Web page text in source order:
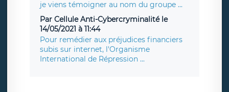
je viens témoigner au nom du groupe ...
Par Cellule Anti-Cybercryminalité le
14/05/2021 à 11:44
Pour remédier aux préjudices financiers
subis sur internet, l'Organisme
International de Répression ...